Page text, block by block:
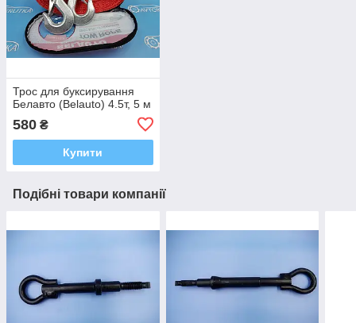
Трос для буксирування
Белавто (Belauto) 4.5т, 5 м
580 ₴
Купити
Подібні товари компанії